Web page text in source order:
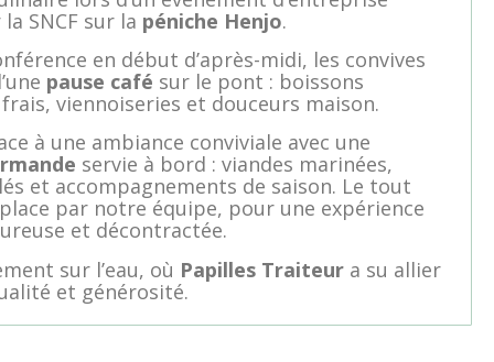
SNCF sur la péniche Henjo.
en début d’après-midi, les convives
pause café sur le pont : boissons
viennoiseries et douceurs maison.
à une ambiance conviviale avec une
servie à bord : viandes marinées,
et accompagnements de saison. Le tout
par notre équipe, pour une expérience
et décontractée.
sur l’eau, où Papilles Traiteur a su allier
et générosité.